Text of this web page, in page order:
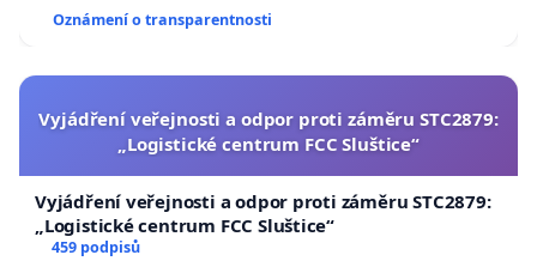
Oznámení o transparentnosti
Vyjádření veřejnosti a odpor proti záměru STC2879:
„Logistické centrum FCC Sluštice“
Vyjádření veřejnosti a odpor proti záměru STC2879:
„Logistické centrum FCC Sluštice“
459 podpisů